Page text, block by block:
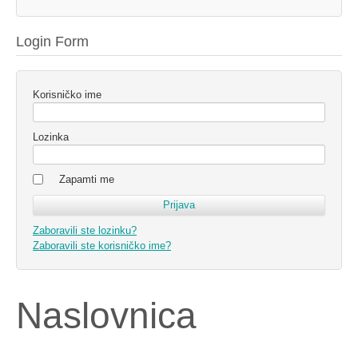
Login Form
Korisničko ime
Lozinka
Zapamti me
Zaboravili ste lozinku?
Zaboravili ste korisničko ime?
Naslovnica